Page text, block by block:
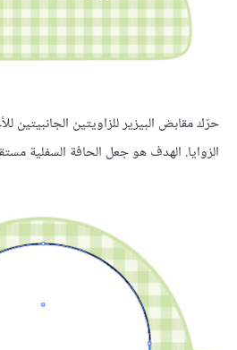
حرّك مقابض البيزير للزاويتين
الزوايا. الهدف هو جعل الحافة السفلية